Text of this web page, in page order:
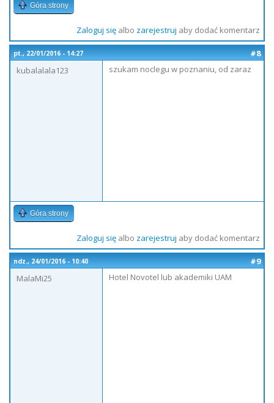
Góra strony
Zaloguj sięalbo zarejestruj aby dodać komentarz
pt., 22/01/2016 - 14:27
#8
kubalalala123
szukam noclegu w poznaniu, od zaraz
Góra strony
Zaloguj sięalbo zarejestruj aby dodać komentarz
ndz., 24/01/2016 - 10:40
#9
MalaMi25
Hotel Novotel lub akademiki UAM